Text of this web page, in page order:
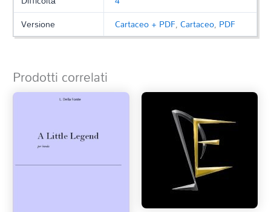
Versione
Cartaceo + PDF,Cartaceo, PDF
Prodotti correlati